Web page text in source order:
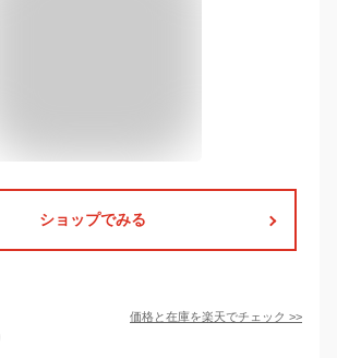
ショップでみる
価格と在庫を楽天でチェック >>